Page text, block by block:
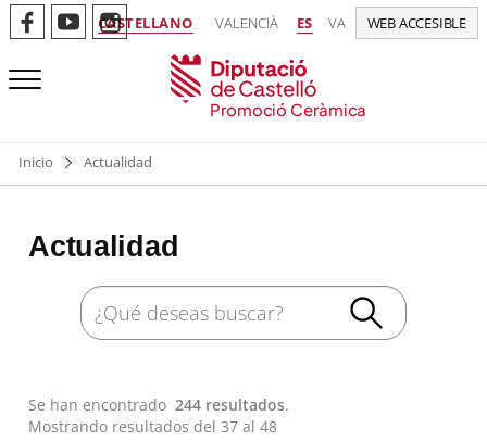
CASTELLANO VALENCIÀ ES VA WEB ACCESIBLE
Promoció Ceràmica
Inicio Actualidad
Actualidad
Se han encontrado244 resultados.
Mostrando resultados del 37 al 48